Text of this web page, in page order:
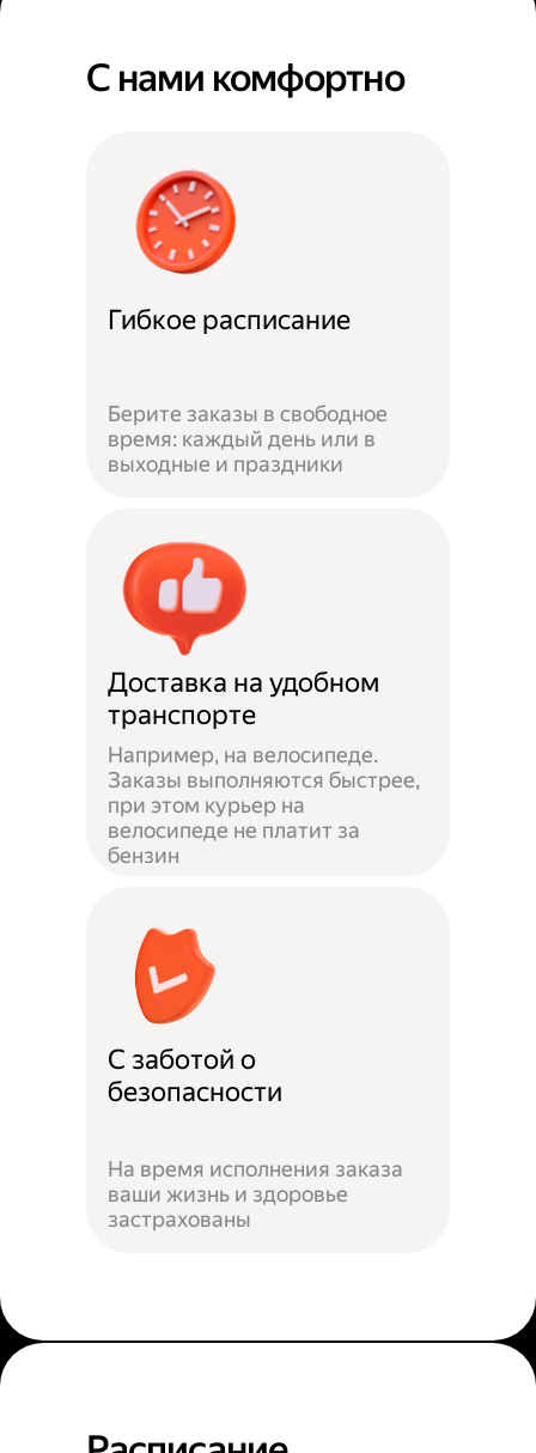
С нами комфортно
Гибкое расписание
Берите заказы в свободное
время: каждый день или в
выходные и праздники
Доставка на удобном
транспорте
Например, на велосипеде.
Заказы выполняются быстрее,
при этом курьер на
велосипеде не платит за
бензин
С заботой о
безопасности
На время исполнения заказа
ваши жизнь и здоровье
застрахованы